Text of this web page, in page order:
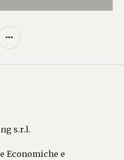
BARRA
s.r.l.
Economiche e